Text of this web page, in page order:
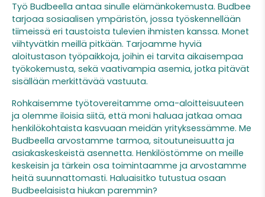
Työ Budbeella antaa sinulle elämänkokemusta. Budbee
tarjoaa sosiaalisen ympäristön, jossa työskennellään
tiimeissä eri taustoista tulevien ihmisten kanssa. Monet
viihtyvätkin meillä pitkään. Tarjoamme hyviä
aloitustason työpaikkoja, joihin ei tarvita aikaisempaa
työkokemusta, sekä vaativampia asemia, jotka pitävät
sisällään merkittävää vastuuta.
Rohkaisemme työtovereitamme oma-aloitteisuuteen
ja olemme iloisia siitä, että moni haluaa jatkaa omaa
henkilökohtaista kasvuaan meidän yrityksessämme. Me
Budbeella arvostamme tarmoa, sitoutuneisuutta ja
asiakaskeskeistä asennetta. Henkilöstömme on meille
keskeisin ja tärkein osa toimintaamme ja arvostamme
heitä suunnattomasti. Haluaisitko tutustua osaan
Budbeelaisista hiukan paremmin?